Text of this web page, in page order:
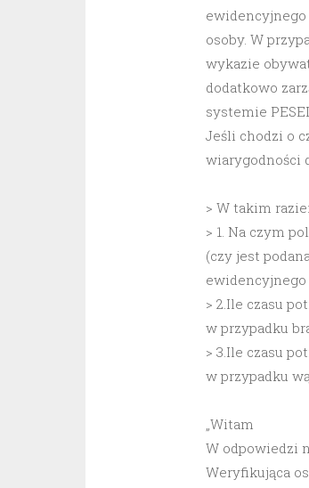
ewidencyjnego
osoby. W
wykazie
dodatkowo
systemie
Jeśli chodzi o
wiarygodności
> W takim razie:
> 1. Na czym
(czy jest
ewidencyjnego
> 2.Ile czasu
w przypadku
> 3.Ile czasu
w przypadku
„Witam
W odpowiedzi
Weryfikująca